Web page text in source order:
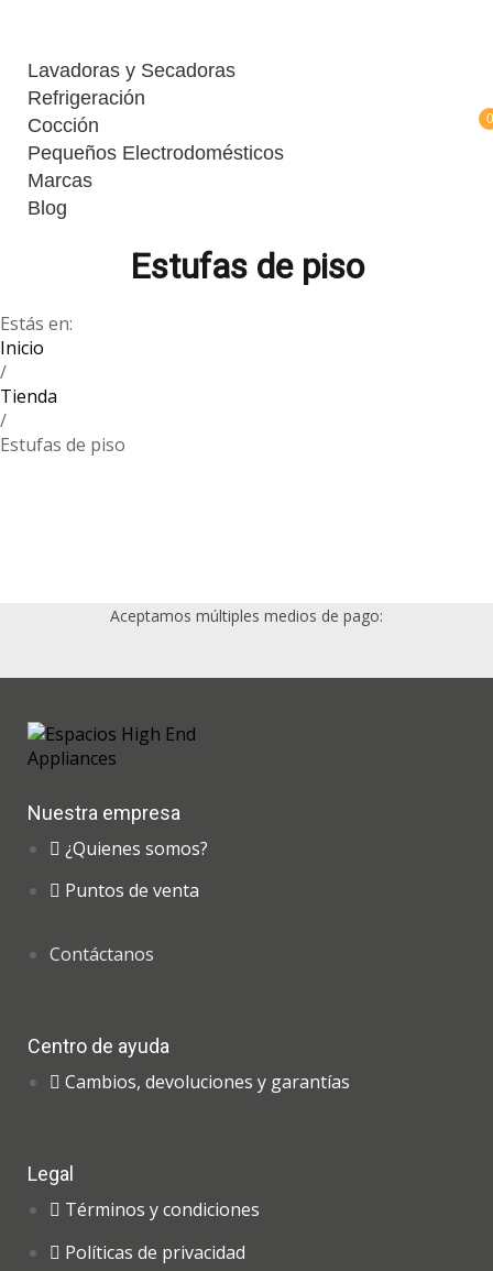
Lavadoras y Secadoras
Refrigeración
Cocción
Pequeños Electrodomésticos
Marcas
Blog
0
Estufas de piso
Estás en:
Inicio
/
Tienda
/
Estufas de piso
Aceptamos múltiples medios de pago:
Nuestra empresa
¿Quienes somos?
Puntos de venta
Contáctanos
Centro de ayuda
Cambios, devoluciones y garantías
Legal
Términos y condiciones
Políticas de privacidad